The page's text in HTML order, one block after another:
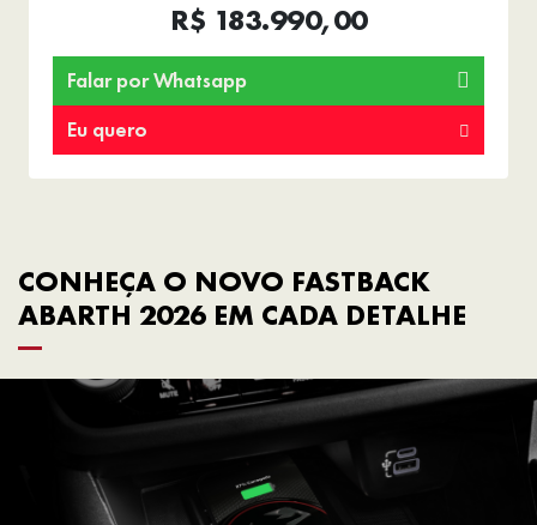
R$ 183.990,00
Falar por Whatsapp
Eu quero
CONHEÇA O NOVO FASTBACK
ABARTH 2026 EM CADA DETALHE